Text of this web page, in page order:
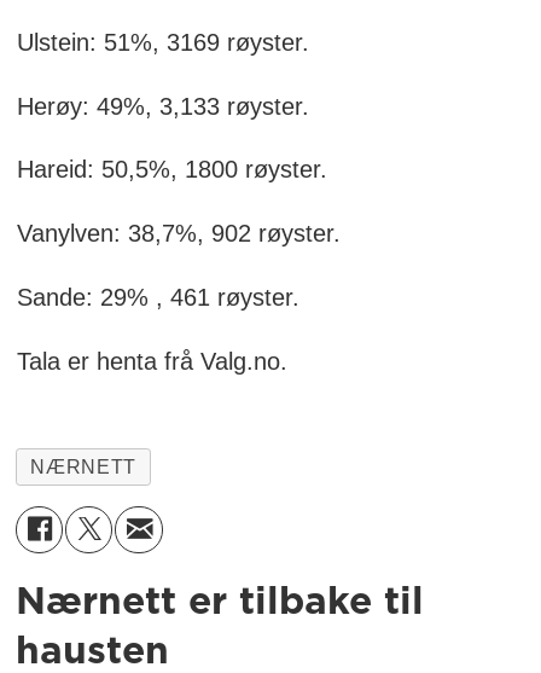
Ulstein: 51%, 3169 røyster.
Herøy: 49%, 3,133 røyster.
Hareid: 50,5%, 1800 røyster.
Vanylven: 38,7%, 902 røyster.
Sande: 29% , 461 røyster.
Tala er henta frå Valg.no.
NÆRNETT
Nærnett er tilbake til
hausten